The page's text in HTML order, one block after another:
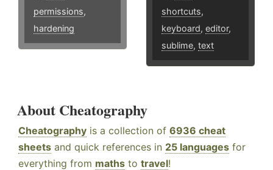
permissions,
hardening
shortcuts,
keyboard,editor,
sublime,text
About Cheatography
Cheatography is a collection of 6936 cheat
sheets and quick references in 25 languages for
everything from maths to travel!